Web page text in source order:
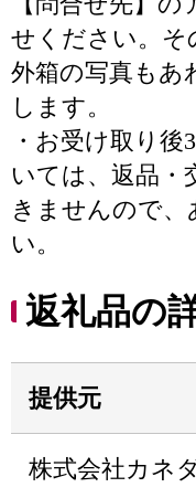
せください。そ
外箱の写真もあ
します。
・お受け取り
いては、返品・
きませんので、
い。
返礼品の
提供元
株式会社カネ